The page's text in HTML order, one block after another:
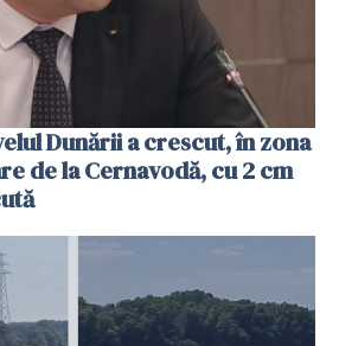
Dunării a crescut, în zona
de la Cernavodă, cu 2 cm